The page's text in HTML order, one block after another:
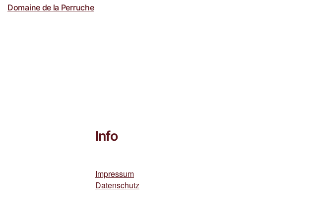
Domaine de la Perruche
Info
Impressum
Datenschutz